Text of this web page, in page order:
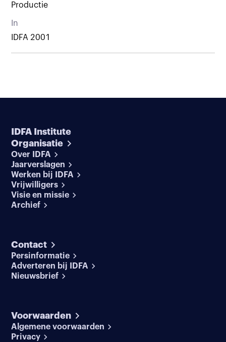
Productie
In
IDFA 2001
IDFA Institute
Organisatie
Over IDFA
Jaarverslagen
Werken bij IDFA
Vrijwilligers
Visie en missie
Archief
Contact
Persinformatie
Adverteren bij IDFA
Nieuwsbrief
Voorwaarden
Algemene voorwaarden
Privacy